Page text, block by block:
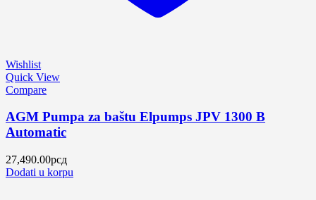
Wishlist
Quick View
Compare
AGM Pumpa za baštu Elpumps JPV 1300 B
Automatic
27,490.00рсд
Dodati u korpu